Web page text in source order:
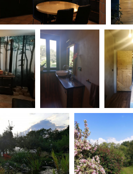
Piemonte
Industry - Production
Days
Locarno
Mostra
Festa
Torino
David di
Nastri
Premio